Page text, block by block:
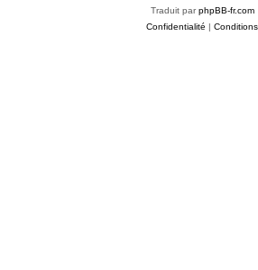
Traduit parphpBB-fr.com
Confidentialité | Conditions